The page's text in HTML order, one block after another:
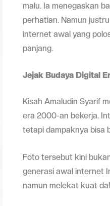
malu. Ia menegaskan
perhatian. Namun
internet awal yang
panjang.
Jejak Budaya Digital
Kisah Amaludin Syarif
era 2000-an bekerja.
tetapi dampaknya bisa
Foto tersebut kini
generasi awal internet
namun melekat kuat